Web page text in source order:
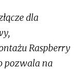
dla
Raspberry
pozwala na